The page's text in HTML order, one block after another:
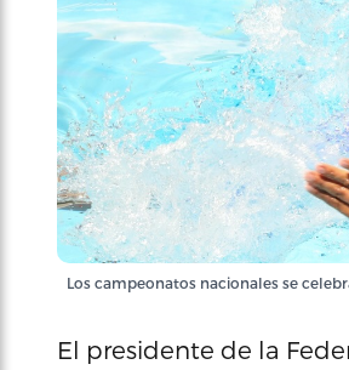
Los campeonatos nacionales se
El presidente de la